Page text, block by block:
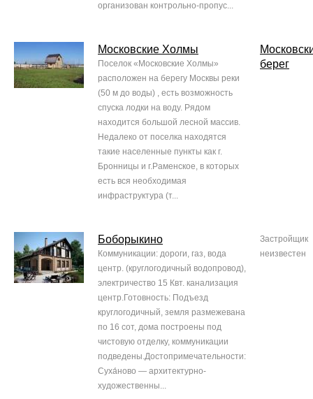
организован контрольно-пропус...
Московские Холмы
Поселок «Московские Холмы»
расположен на берегу Москвы реки
(50 м до воды) , есть возможность
спуска лодки на воду. Рядом
находится большой лесной массив.
Недалеко от поселка находятся
такие населенные пункты как г.
Бронницы и г.Раменское, в которых
есть вся необходимая
инфраструктура (т...
берег
Боборыкино
Коммуникации: дороги, газ, вода
центр. (круглогодичный водопровод),
электричество 15 Квт. канализация
центр.Готовность: Подъезд
круглогодичный, земля размежевана
по 16 сот, дома построены под
чистовую отделку, коммуникации
подведены.Достопримечательности:
Суха́ново — архитектурно-
художественны...
Застройщик
неизвестен